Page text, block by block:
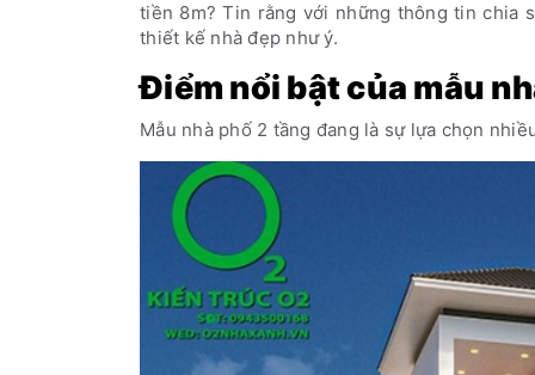
tiền 8m? Tin rằng với những thông tin chia
thiết kế nhà đẹp như ý.
Điểm nổi bật của mẫu
Mẫu nhà phố 2 tầng đang là sự lựa chọn